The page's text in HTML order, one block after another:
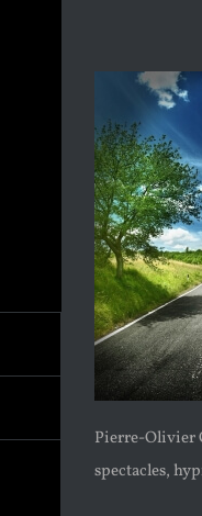
Pierre-Olivier
spectacles,